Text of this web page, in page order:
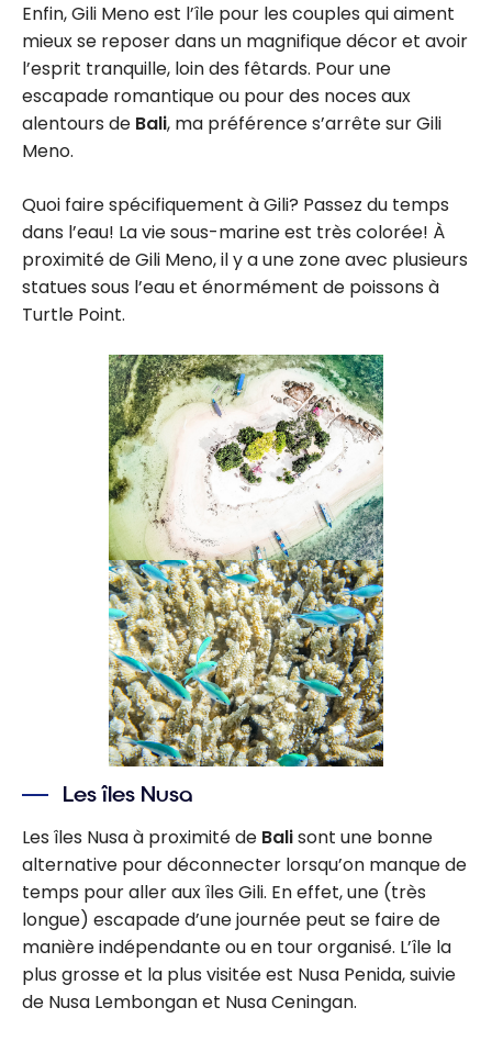
Enfin, Gili Meno est l’île pour les couples qui aiment
mieux se reposer dans un magnifique décor et avoir
l’esprit tranquille, loin des fêtards. Pour une
escapade romantique ou pour des noces aux
alentours de Bali, ma préférence s’arrête sur Gili
Meno.
Quoi faire spécifiquement à Gili? Passez du temps
dans l’eau! La vie sous-marine est très colorée! À
proximité de Gili Meno, il y a une zone avec plusieurs
statues sous l’eau et énormément de poissons à
Turtle Point.
Les îles Nusa
Les îles Nusa à proximité de Balisont une bonne
alternative pour déconnecter lorsqu’on manque de
temps pour aller aux îles Gili. En effet, une (très
longue) escapade d’une journée peut se faire de
manière indépendante ou en tour organisé. L’île la
plus grosse et la plus visitée est Nusa Penida, suivie
de Nusa Lembongan et Nusa Ceningan.